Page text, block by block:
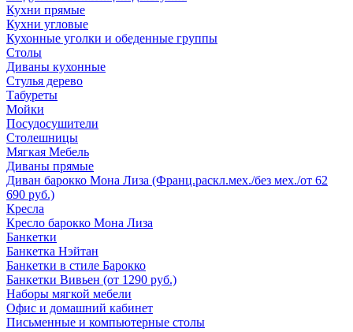
Кухни прямые
Кухни угловые
Кухонные уголки и обеденные группы
Столы
Диваны кухонные
Стулья дерево
Табуреты
Мойки
Посудосушители
Столешницы
Мягкая Мебель
Диваны прямые
Диван барокко Мона Лиза (Франц.раскл.мех./без мех./от 62
690 руб.)
Кресла
Кресло барокко Мона Лиза
Банкетки
Банкетка Нэйтан
Банкетки в стиле Барокко
Банкетки Вивьен (от 1290 руб.)
Наборы мягкой мебели
Офис и домашний кабинет
Письменные и компьютерные столы